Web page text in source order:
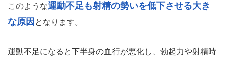
このような運動不足も射精の勢いを低下させる大き
な原因 となります。
運動不足になると下半身の血行が悪化し、勃起力や射精時